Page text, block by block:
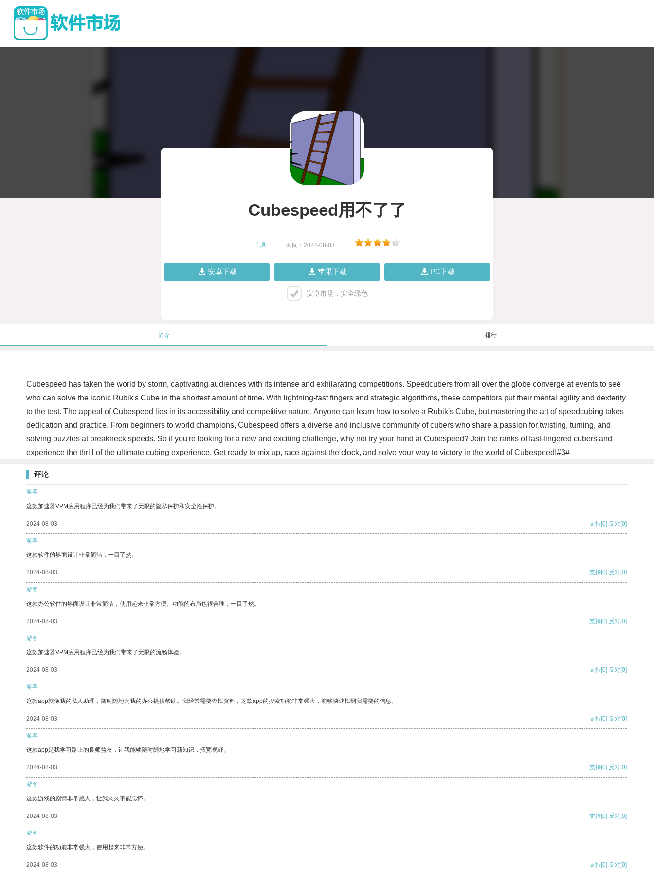
Cubespeed用不了了
工具 时间：2024-08-03
安卓下载 苹果下载 PC下载
安卓市场，安全绿色
简介 排行
Cubespeed has taken the world by storm, captivating audiences with its intense and exhilarating competitions. Speedcubers from all over the globe converge at events to see
who can solve the iconic Rubik's Cube in the shortest amount of time. With lightning-fast fingers and strategic algorithms, these competitors put their mental agility and dexterity
to the test. The appeal of Cubespeed lies in its accessibility and competitive nature. Anyone can learn how to solve a Rubik's Cube, but mastering the art of speedcubing takes
dedication and practice. From beginners to world champions, Cubespeed offers a diverse and inclusive community of cubers who share a passion for twisting, turning, and
solving puzzles at breakneck speeds. So if you're looking for a new and exciting challenge, why not try your hand at Cubespeed? Join the ranks of fast-fingered cubers and
experience the thrill of the ultimate cubing experience. Get ready to mix up, race against the clock, and solve your way to victory in the world of Cubespeed!#3#
评论
游客
这款加速器VPM应用程序已经为我们带来了无限的隐私保护和安全性保护。
2024-08-03 支持[0] 反对[0]
游客
这款软件的界面设计非常简洁，一目了然。
2024-08-03 支持[0] 反对[0]
游客
这款办公软件的界面设计非常简洁，使用起来非常方便。功能的布局也很合理，一目了然。
2024-08-03 支持[0] 反对[0]
游客
这款加速器VPM应用程序已经为我们带来了无限的流畅体验。
2024-08-03 支持[0] 反对[0]
游客
这款app就像我的私人助理，随时随地为我的办公提供帮助。我经常需要查找资料，这款app的搜索功能非常强大，能够快速找到我需要的信息。
2024-08-03 支持[0] 反对[0]
游客
这款app是我学习路上的良师益友，让我能够随时随地学习新知识，拓宽视野。
2024-08-03 支持[0] 反对[0]
游客
这款游戏的剧情非常感人，让我久久不能忘怀。
2024-08-03 支持[0] 反对[0]
游客
这款软件的功能非常强大，使用起来非常方便。
2024-08-03 支持[0] 反对[0]